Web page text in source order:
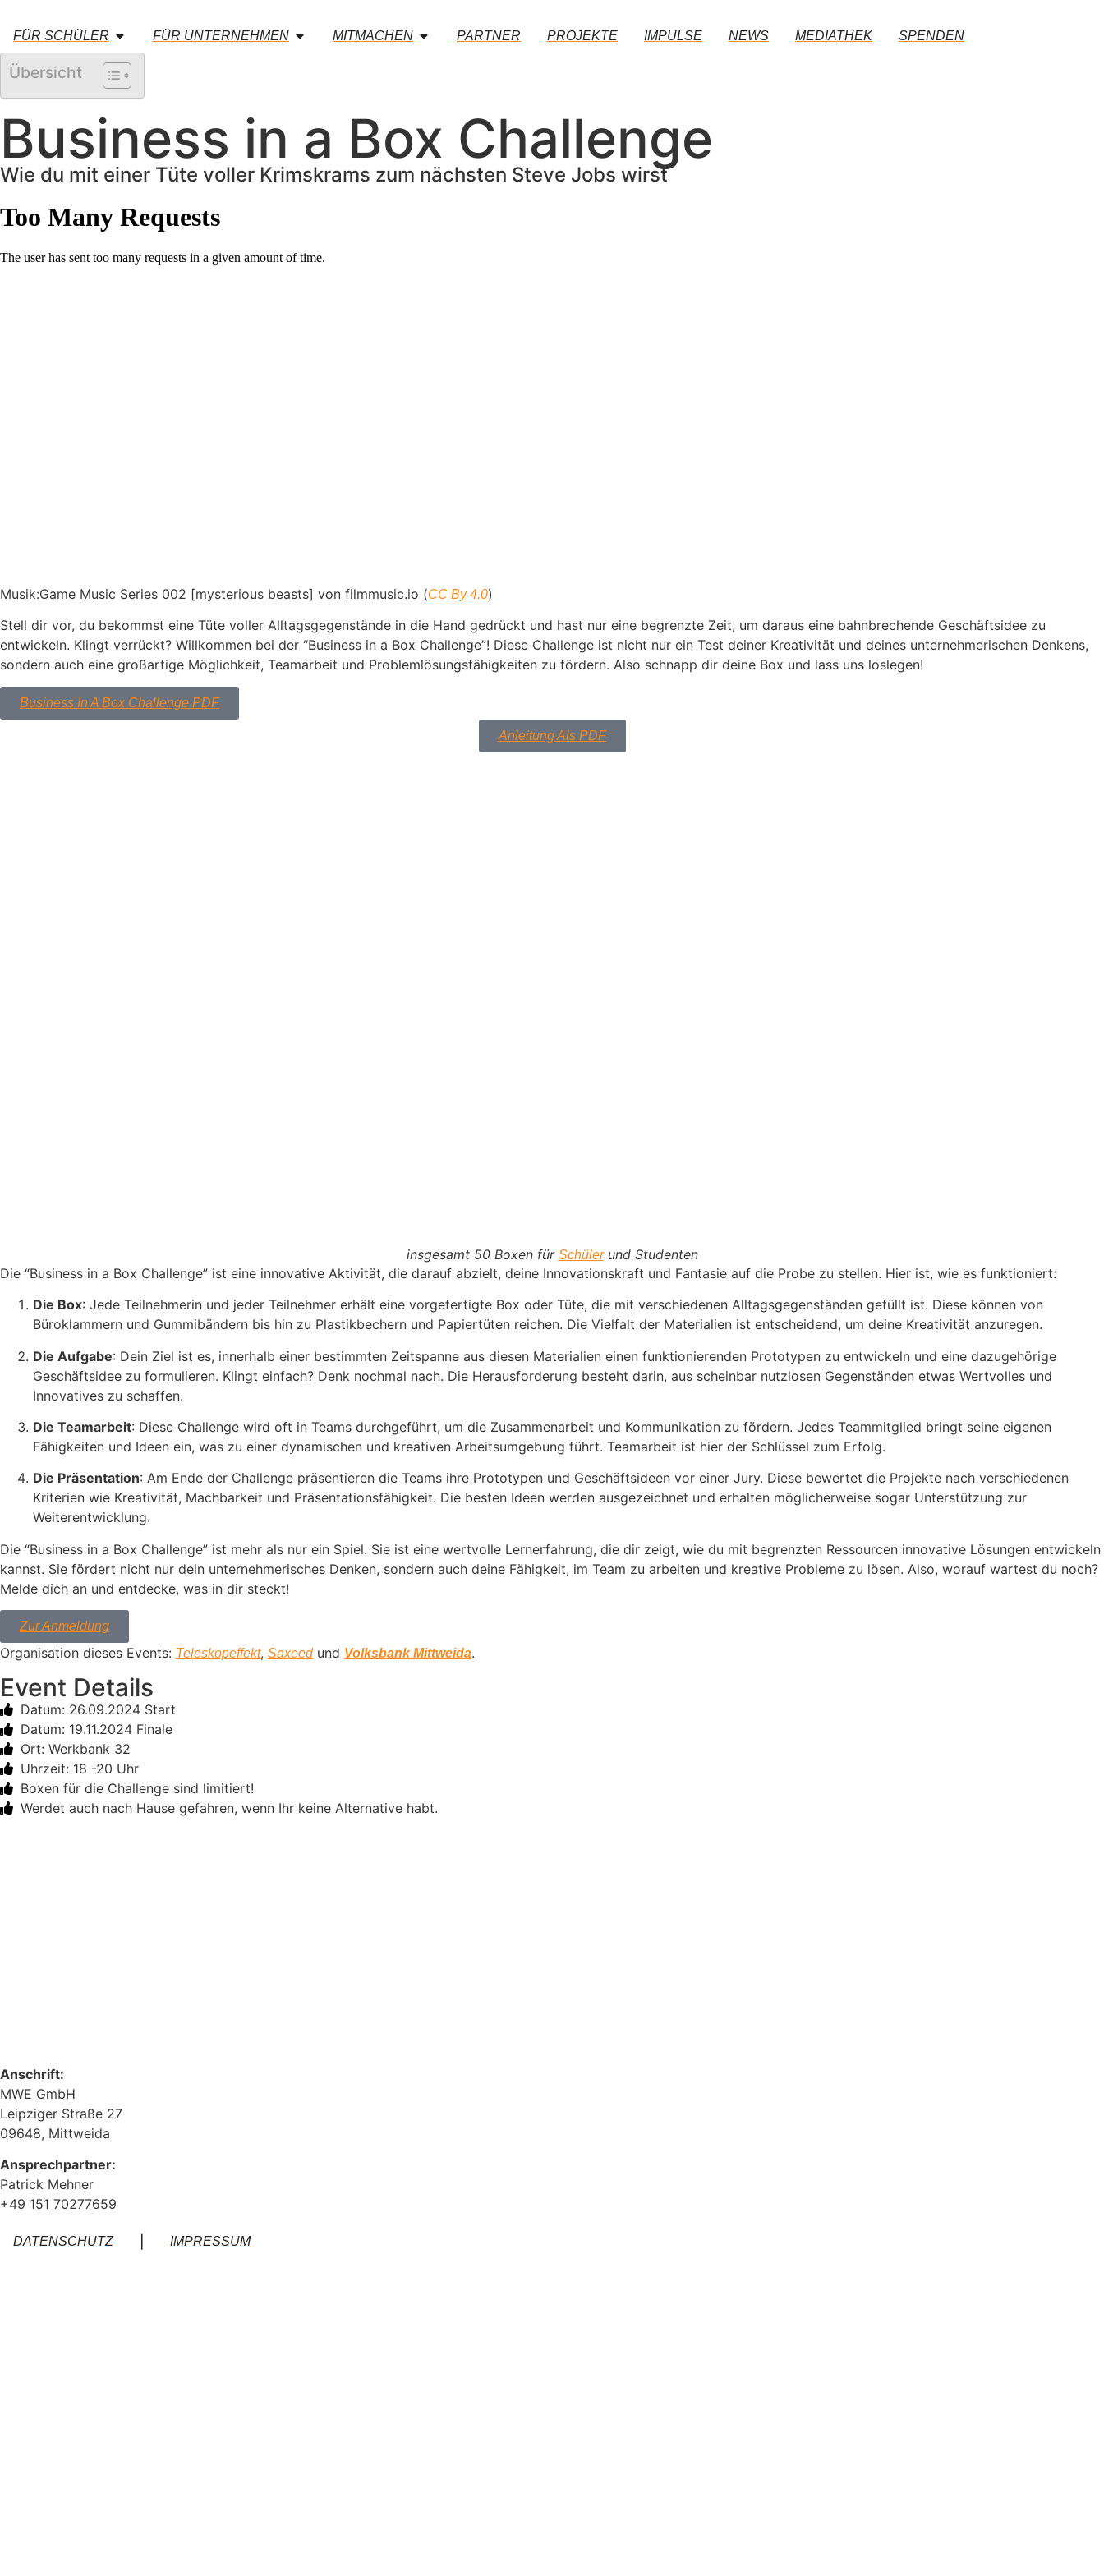
FÜR SCHÜLER FÜR UNTERNEHMEN MITMACHEN PARTNER PROJEKTE IMPULSE NEWS MEDIATHEK SPENDEN
Übersicht
Business in a Box Challenge
Wie du mit einer Tüte voller Krimskrams zum nächsten Steve Jobs wirst
Musik:Game Music Series 002 [mysterious beasts] von filmmusic.io (CC By 4.0)
Stell dir vor, du bekommst eine Tüte voller Alltagsgegenstände in die Hand gedrückt und hast nur eine begrenzte Zeit, um daraus eine bahnbrechende Geschäftsidee zu
entwickeln. Klingt verrückt? Willkommen bei der “Business in a Box Challenge”! Diese Challenge ist nicht nur ein Test deiner Kreativität und deines unternehmerischen Denkens,
sondern auch eine großartige Möglichkeit, Teamarbeit und Problemlösungsfähigkeiten zu fördern. Also schnapp dir deine Box und lass uns loslegen!
Business In A Box Challenge PDF
Anleitung Als PDF
insgesamt 50 Boxen für Schülerund Studenten
Die “Business in a Box Challenge” ist eine innovative Aktivität, die darauf abzielt, deine Innovationskraft und Fantasie auf die Probe zu stellen. Hier ist, wie es funktioniert:
Die Box: Jede Teilnehmerin und jeder Teilnehmer erhält eine vorgefertigte Box oder Tüte, die mit verschiedenen Alltagsgegenständen gefüllt ist. Diese können von
Büroklammern und Gummibändern bis hin zu Plastikbechern und Papiertüten reichen. Die Vielfalt der Materialien ist entscheidend, um deine Kreativität anzuregen.
Die Aufgabe: Dein Ziel ist es, innerhalb einer bestimmten Zeitspanne aus diesen Materialien einen funktionierenden Prototypen zu entwickeln und eine dazugehörige
Geschäftsidee zu formulieren. Klingt einfach? Denk nochmal nach. Die Herausforderung besteht darin, aus scheinbar nutzlosen Gegenständen etwas Wertvolles und
Innovatives zu schaffen.
Die Teamarbeit: Diese Challenge wird oft in Teams durchgeführt, um die Zusammenarbeit und Kommunikation zu fördern. Jedes Teammitglied bringt seine eigenen
Fähigkeiten und Ideen ein, was zu einer dynamischen und kreativen Arbeitsumgebung führt. Teamarbeit ist hier der Schlüssel zum Erfolg.
Die Präsentation: Am Ende der Challenge präsentieren die Teams ihre Prototypen und Geschäftsideen vor einer Jury. Diese bewertet die Projekte nach verschiedenen
Kriterien wie Kreativität, Machbarkeit und Präsentationsfähigkeit. Die besten Ideen werden ausgezeichnet und erhalten möglicherweise sogar Unterstützung zur
Weiterentwicklung.
Die “Business in a Box Challenge” ist mehr als nur ein Spiel. Sie ist eine wertvolle Lernerfahrung, die dir zeigt, wie du mit begrenzten Ressourcen innovative Lösungen entwickeln
kannst. Sie fördert nicht nur dein unternehmerisches Denken, sondern auch deine Fähigkeit, im Team zu arbeiten und kreative Probleme zu lösen. Also, worauf wartest du noch?
Melde dich an und entdecke, was in dir steckt!
Zur Anmeldung
Organisation dieses Events: Teleskopeffekt, Saxeedund Volksbank Mittweida.
Event Details
Datum: 26.09.2024 Start
Datum: 19.11.2024 Finale
Ort: Werkbank 32
Uhrzeit: 18 -20 Uhr
Boxen für die Challenge sind limitiert!
Werdet auch nach Hause gefahren, wenn Ihr keine Alternative habt.
Anschrift:
MWE GmbH
Leipziger Straße 27
09648, Mittweida
Ansprechpartner:
Patrick Mehner
+49 151 70277659
DATENSCHUTZ IMPRESSUM